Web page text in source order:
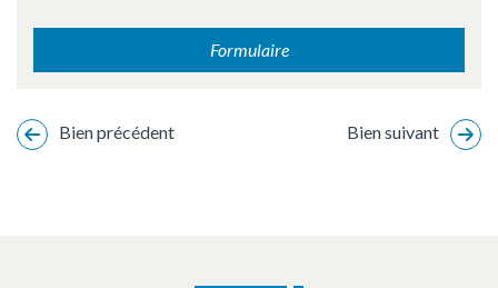
Formulaire
Bien précédent Bien suivant